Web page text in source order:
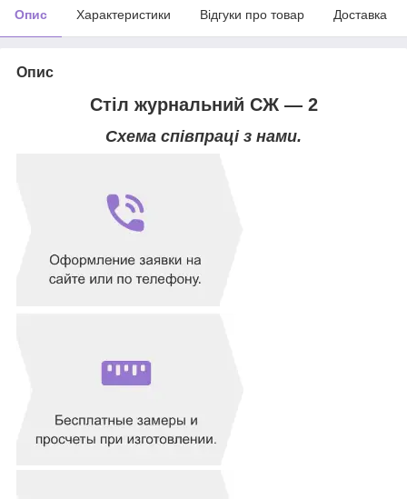
Опис Характеристики Відгуки про товар Доставка
Опис
Стіл журнальний СЖ — 2
Схема співпраці з нами.